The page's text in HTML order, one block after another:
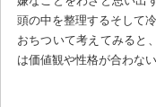
頭の中を整理するそして
おちついて考えてみると
は価値観や性格が合わな